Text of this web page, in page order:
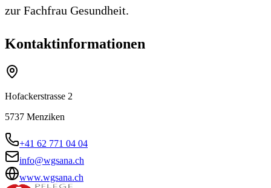
zur Fachfrau Gesundheit.
Kontaktinformationen
Hofackerstrasse 2
5737 Menziken
+41 62 771 04 04
info@wgsana.ch
www.wgsana.ch